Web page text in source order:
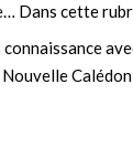
Dans cette